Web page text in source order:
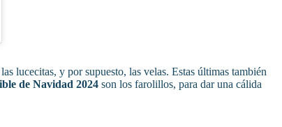
lucecitas, y por supuesto, las velas. Estas últimas también
de Navidad 2024 son los farolillos, para dar una cálida